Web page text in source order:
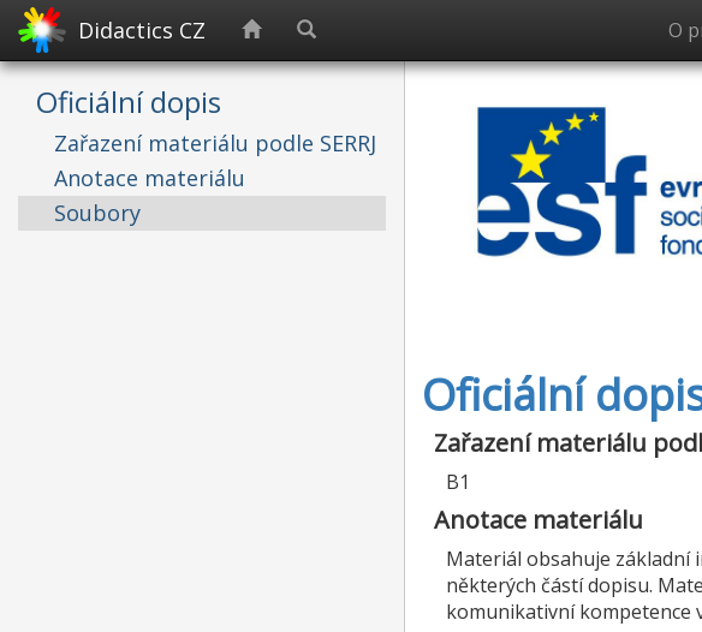
Didactics CZ O
Oficiální dopis
Zařazení materiálu podle SERRJ
Anotace materiálu
Soubory
Oficiální
Zařazení materiálu
B1
Anotace materiálu
Materiál obsahuje základní
některých částí dopisu.
komunikativní kompetence